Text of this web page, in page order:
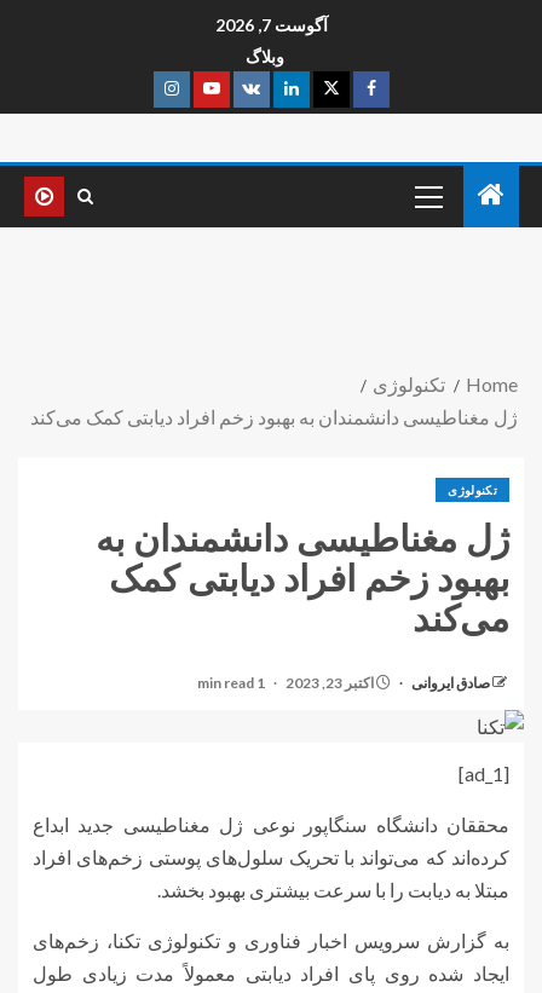
آگوست 7, 2026
وبلاگ
Home
تکنولوژی
ژل مغناطیسی دانشمندان به بهبود زخم افراد دیابتی کمک می‌کند
تکنولوژی
ژل مغناطیسی دانشمندان به
بهبود زخم افراد دیابتی کمک
می‌کند
صادق ایروانی اکتبر 23, 2023 1 min read
[ad_1]
محققان دانشگاه سنگاپور نوعی ژل مغناطیسی جدید ابداع
کرده‌اند که می‌تواند با تحریک سلول‌های پوستی زخم‌های افراد
مبتلا به دیابت را با سرعت بیشتری بهبود بخشد.
به گزارش سرویس اخبار فناوری و تکنولوژی تکنا، زخم‌های
ایجاد شده روی پای افراد دیابتی معمولاً مدت زیادی طول